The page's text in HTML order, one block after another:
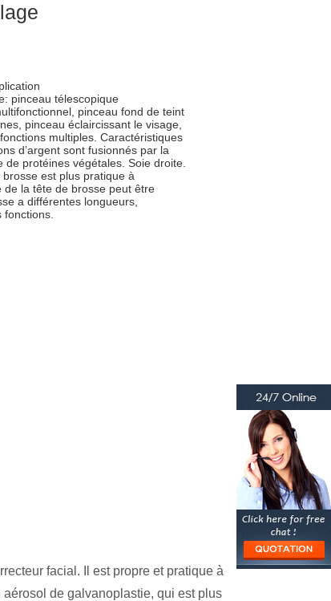
pinceau télescopique
pinceau fond de teint
pinceau éclaircissant le visage,
multiples. Caractéristiques
d’argent sont fusionnés par la
protéines végétales. Soie droite.
est plus pratique à
la tête de brosse peut être
a différentes longueurs,
facial. Il est propre et pratique à
de galvanoplastie, qui est plus